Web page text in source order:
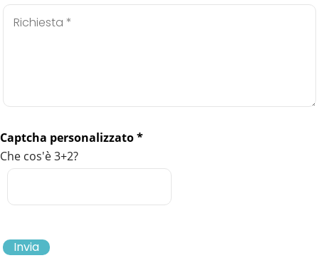
Captcha personalizzato*
Che cos'è 3+2?
Invia